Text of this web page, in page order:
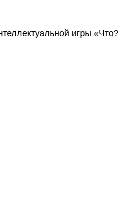
игры «Что?